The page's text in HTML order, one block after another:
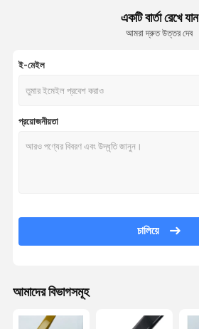
একটি বার্তা রেখে যান
আমরা দ্রুত উত্তর দেব
ই-মেইল
প্রয়োজনীয়তা
চালিয়ে
আমাদের বিভাগসমূহ